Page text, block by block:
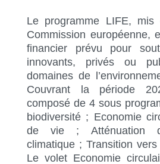
Le programme LIFE,
Commission européenne,
financier prévu pour
innovants, privés ou
domaines de
Couvrant la période
composé de 4 sous
biodiversité ; Economie
de vie ; Atténuation
climatique ; Transition vers
Le volet Economie